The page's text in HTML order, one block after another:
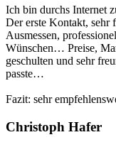
Ich bin durchs Internet
Der erste Kontakt,
Ausmessen,
Wünschen… Preise,
geschulten und sehr
passte…
Fazit: sehr
Christoph Hafer